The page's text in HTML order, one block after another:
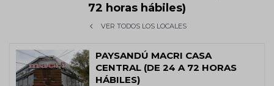
72 horas hábiles)
VER TODOS LOS LOCALES
PAYSANDÚ MACRI CASA
CENTRAL (DE 24 A 72 HORAS
HÁBILES)